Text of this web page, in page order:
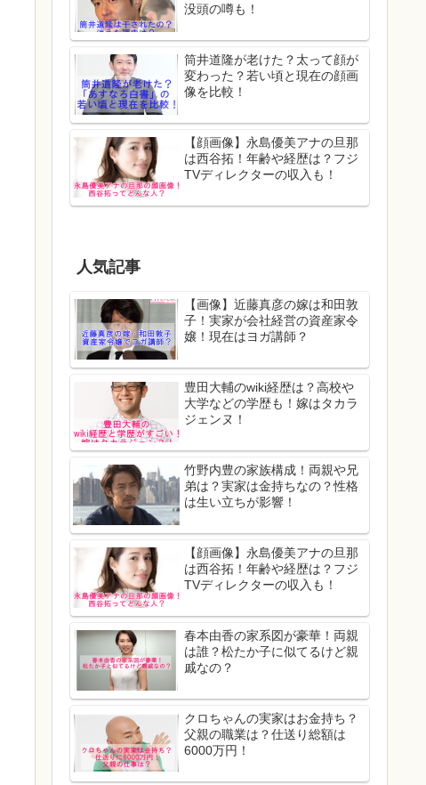
没頭の噂も！
筒井道隆が老けた？太って顔が
変わった？若い頃と現在の顔画
像を比較！
【顔画像】永島優美アナの旦那
は西谷拓！年齢や経歴は？フジ
TVディレクターの収入も！
人気記事
【画像】近藤真彦の嫁は和田敦
子！実家が会社経営の資産家令
嬢！現在はヨガ講師？
豊田大輔のwiki経歴は？高校や
大学などの学歴も！嫁はタカラ
ジェンヌ！
竹野内豊の家族構成！両親や兄
弟は？実家は金持ちなの？性格
は生い立ちが影響！
【顔画像】永島優美アナの旦那
は西谷拓！年齢や経歴は？フジ
TVディレクターの収入も！
春本由香の家系図が豪華！両親
は誰？松たか子に似てるけど親
戚なの？
クロちゃんの実家はお金持ち？
父親の職業は？仕送り総額は
6000万円！